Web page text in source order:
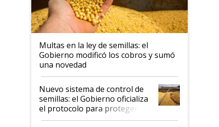
Multas en la ley de semillas: el
Gobierno modificó los cobros y sumó
una novedad
Nuevo sistema de control de
semillas: el Gobierno oficializa
el protocolo para proteger la
propiedad intelectual